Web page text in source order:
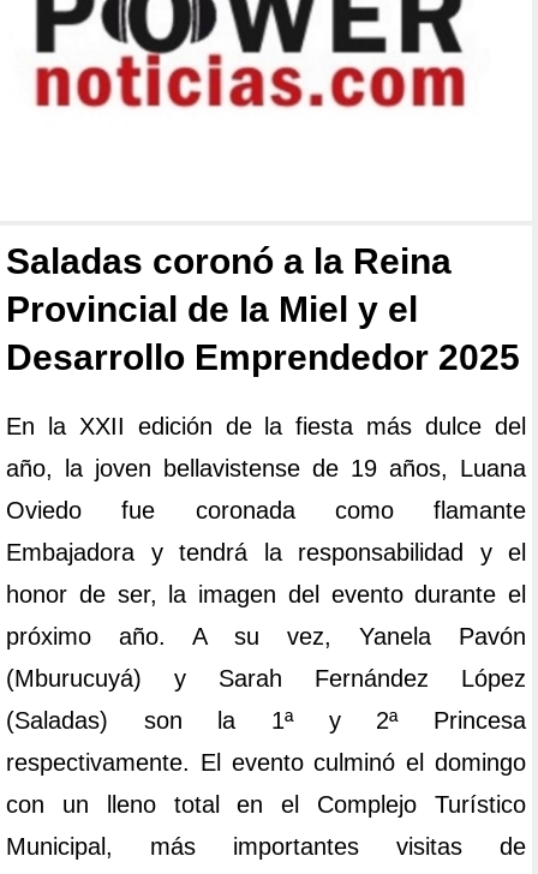
Saladas coronó a la Reina
Provincial de la Miel y el
Desarrollo Emprendedor 2025
En la XXII edición de la fiesta más dulce del
año, la joven bellavistense de 19 años, Luana
Oviedo fue coronada como flamante
Embajadora y tendrá la responsabilidad y el
honor de ser, la imagen del evento durante el
próximo año. A su vez, Yanela Pavón
(Mburucuyá) y Sarah Fernández López
(Saladas) son la 1ª y 2ª Princesa
respectivamente. El evento culminó el domingo
con un lleno total en el Complejo Turístico
Municipal, más importantes visitas de